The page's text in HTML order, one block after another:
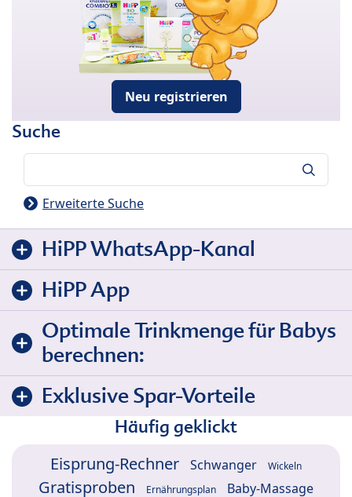
Neu registrieren
Suche
Erweiterte Suche
HiPP WhatsApp-Kanal
HiPP App
Optimale Trinkmenge für Babys
berechnen:
Exklusive Spar-Vorteile
Häufig geklickt
Eisprung-Rechner Schwanger Wickeln
Gratisproben Ernährungsplan Baby-Massage